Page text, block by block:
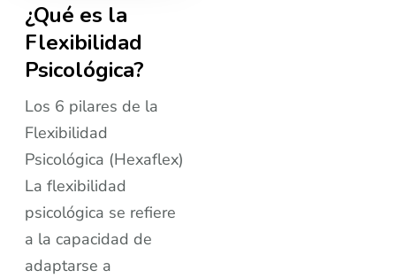
¿Qué es la
Flexibilidad
Psicológica?
Los 6 pilares de la
Flexibilidad
Psicológica (Hexaflex)
La flexibilidad
psicológica se refiere
a la capacidad de
adaptarse a